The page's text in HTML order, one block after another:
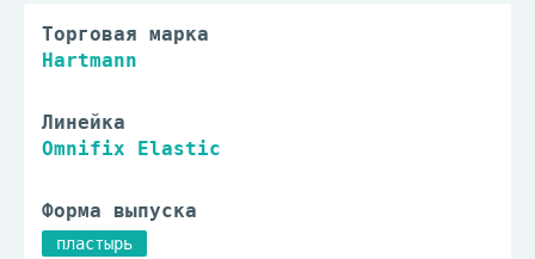
Торговая марка
Hartmann
Линейка
Omnifix Elastic
Форма выпуска
пластырь